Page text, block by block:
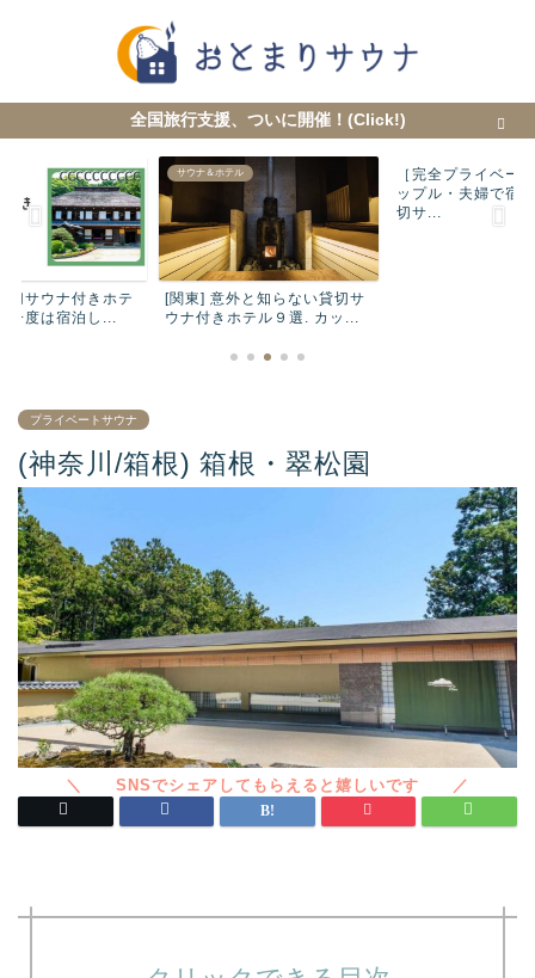
全国旅行支援、ついに開催！(Click!)
切サウナ付きホテ
一度は宿泊し...
サウナ＆ホテル
[関東] 意外と知らない貸切サ
ウナ付きホテル９選. カッ...
サウナ＆ホテル
［完全プライベー
ップル・夫婦で宿
切サ...
プライベートサウナ
(神奈川/箱根) 箱根・翠松園